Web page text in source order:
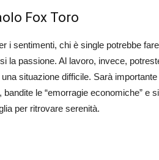
Fox Toro
i sentimenti, chi è single potrebbe
la passione. Al lavoro, invece,
situazione difficile. Sarà
le “emorragie economiche” e
per ritrovare serenità.